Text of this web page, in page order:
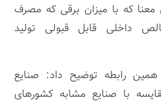
معنا که با میزان برقی که مصرف
داخلی قابل قبولی تولید
همین رابطه توضیح داد: صنایع
با صنایع مشابه کشورهای